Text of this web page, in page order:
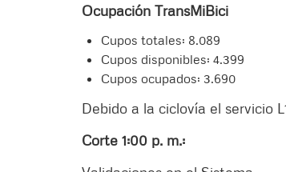
Ocupación TransMiBici
Cupos totales: 8.089
Cupos disponibles: 4.399
Cupos ocupados: 3.690
Debido a la ciclovía el servicio
Corte 1:00 p. m.: